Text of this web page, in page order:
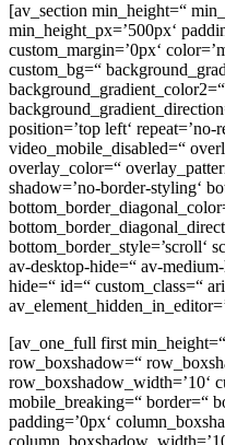
[av_section min_height=“
min_height_px=’500px‘
custom_margin=’0px‘
custom_bg=“
background_gradient_color2=“
position=’top left‘ repeat=’no-
video_mobile_disabled=“
overlay_color=“
shadow=’no-border-styling‘
bottom_border_style=’scroll‘
av-desktop-hide=“ av-
hide=“ id=“ custom_class=“
[av_one_full first
row_boxshadow=“
row_boxshadow_width=’10‘
mobile_breaking=“ border=“
padding=’0px‘